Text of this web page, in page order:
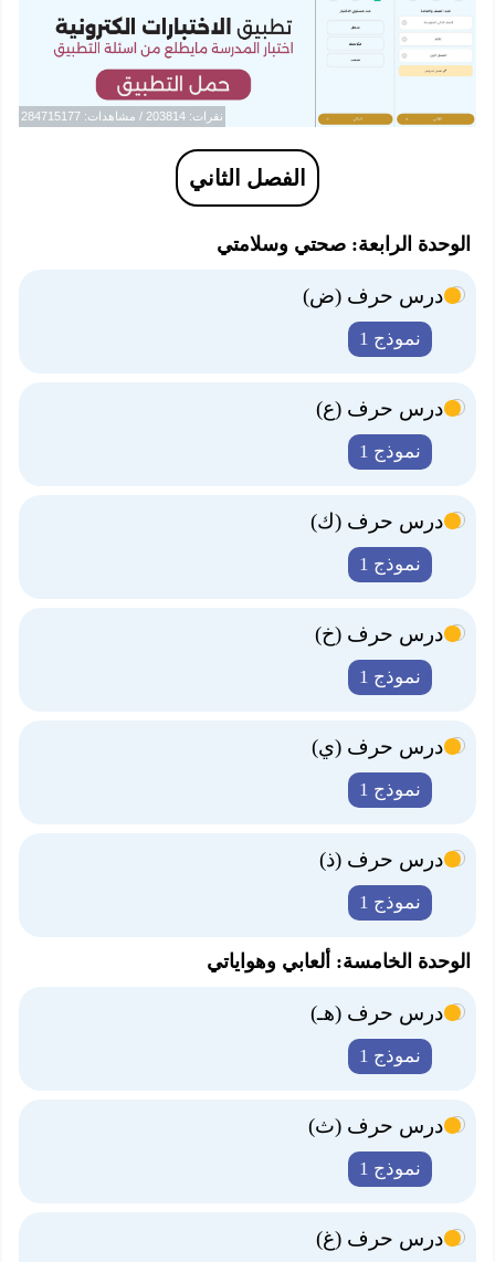
نقرات: 203814 / مشاهدات: 284715177
الفصل الثاني
الوحدة الرابعة: صحتي وسلامتي
درس حرف (ض)
نموذج 1
درس حرف (ع)
نموذج 1
درس حرف (ك)
نموذج 1
درس حرف (خ)
نموذج 1
درس حرف (ي)
نموذج 1
درس حرف (ذ)
نموذج 1
الوحدة الخامسة: ألعابي وهواياتي
درس حرف (هـ)
نموذج 1
درس حرف (ث)
نموذج 1
درس حرف (غ)